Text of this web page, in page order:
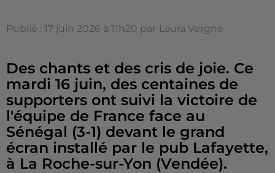
Publié : 17 juin 2026 à 11h20 par Laura Vergne
Des chants et des cris de joie. Ce
mardi 16 juin, des centaines de
supporters ont suivi la victoire de
l'équipe de France face au
Sénégal (3-1) devant le grand
écran installé par le pub Lafayette,
à La Roche-sur-Yon (Vendée).